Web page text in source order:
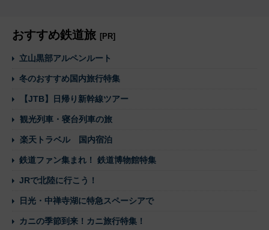
おすすめ鉄道旅 [PR]
立山黒部アルペンルート
冬のおすすめ国内旅行特集
【JTB】日帰り新幹線ツアー
観光列車・寝台列車の旅
楽天トラベル 国内宿泊
鉄道ファン集まれ！ 鉄道博物館特集
JRで北陸に行こう！
日光・中禅寺湖に特急スペーシアで
カニの季節到来！カニ旅行特集！